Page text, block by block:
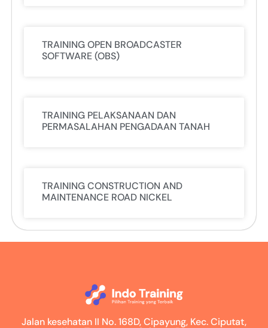
TRAINING OPEN BROADCASTER
SOFTWARE (OBS)
TRAINING PELAKSANAAN DAN
PERMASALAHAN PENGADAAN TANAH
TRAINING CONSTRUCTION AND
MAINTENANCE ROAD NICKEL
Jalan kesehatan II No. 168D, Cipayung, Kec. Ciputat,